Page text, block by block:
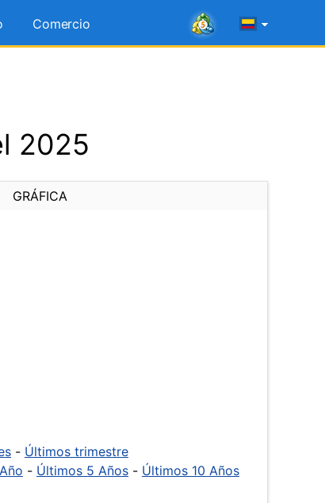
Comercio
2025
GRÁFICA
- Últimos trimestre
- Últimos 5 Años - Últimos 10 Años